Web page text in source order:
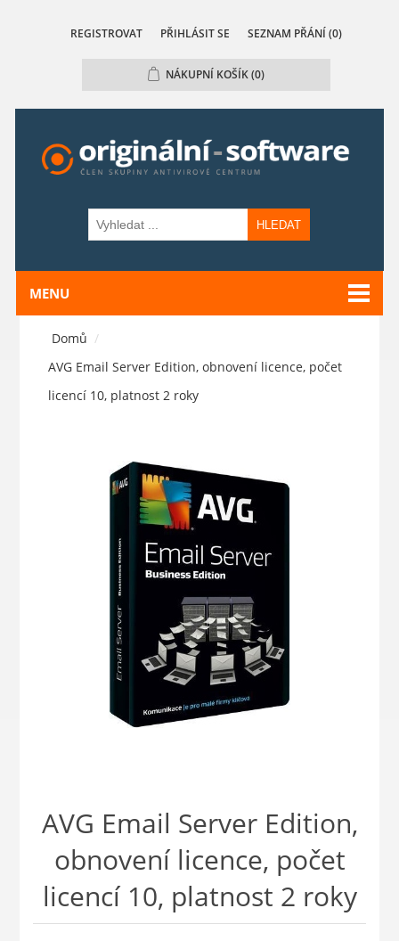
REGISTROVAT PŘIHLÁSIT SE SEZNAM PŘÁNÍ (0)
NÁKUPNÍ KOŠÍK(0)
HLEDAT
MENU
Domů /
AVG Email Server Edition, obnovení licence, počet
licencí 10, platnost 2 roky
AVG Email Server Edition,
obnovení licence, počet
licencí 10, platnost 2 roky